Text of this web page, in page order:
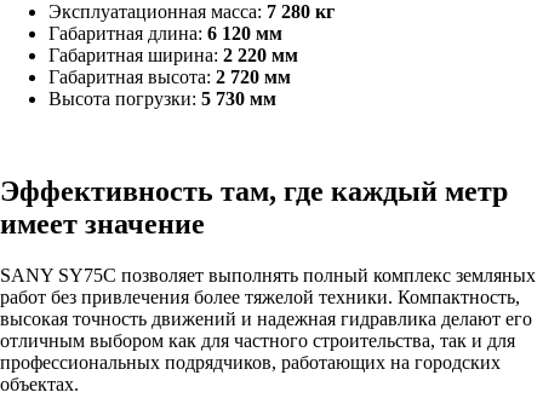
Эксплуатационная масса: 7 280 кг
Габаритная длина: 6 120 мм
Габаритная ширина: 2 220 мм
Габаритная высота: 2 720 мм
Высота погрузки: 5 730 мм
Эффективность там, где каждый метр
имеет значение
SANY SY75C позволяет выполнять полный комплекс земляных
работ без привлечения более тяжелой техники. Компактность,
высокая точность движений и надежная гидравлика делают его
отличным выбором как для частного строительства, так и для
профессиональных подрядчиков, работающих на городских
объектах.